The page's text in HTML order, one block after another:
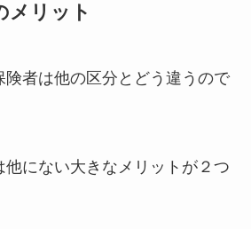
メリット
険者は他の区分とどう違うので
にない大きなメリットが２つ